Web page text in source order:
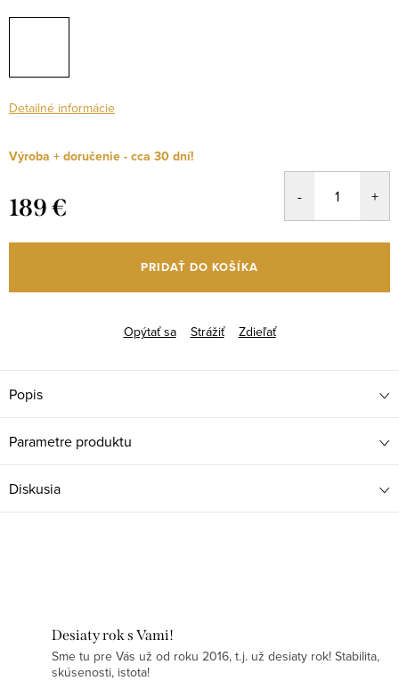
Detailné informácie
Výroba + doručenie - cca 30 dní!
189 €
cena:
PRIDAŤ DO KOŠÍKA
Opýtať sa Strážiť Zdieľať
Popis
Parametre produktu
Diskusia
Desiaty rok s Vami!
Sme tu pre Vás už od roku 2016, t.j. už desiaty rok! Stabilita,
skúsenosti, istota!